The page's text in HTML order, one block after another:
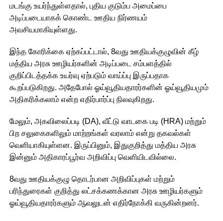
மடங்கு உயர்ந்துள்ளதால், புதிய குடும்ப அமைப்பை
அடிப்படையாகக் கொண்ட ஊதிய நிர்ணயம்
அவசியமாகியுள்ளது.
இந்த கோரிக்கை ஏற்கப்பட்டால், 8வது ஊதியக்குழுவின் கீழ்
மத்திய அரசு ஊழியர்களின் அடிப்படை சம்பளத்தில்
குறிப்பிடத்தக்க உயர்வு ஏற்படும் வாய்ப்பு இருப்பதாக
கூறப்படுகிறது. அதேபோல் ஓய்வூதியதாரர்களின் ஓய்வூதியமும்
அதிகரிக்கலாம் என்ற எதிர்பார்ப்பு நிலவுகிறது.
மேலும், அகவிலைப்படி (DA), வீட்டு வாடகை படி (HRA) மற்றும்
பிற சலுகைகளிலும் மாற்றங்கள் வரலாம் என்று தகவல்கள்
வெளியாகியுள்ளன. இருப்பினும், இதுகுறித்து மத்திய அரசு
இன்னும் அதிகாரப்பூர்வ அறிவிப்பு வெளியிடவில்லை.
8வது ஊதியக்குழு தொடர்பான அறிவிப்புகள் மற்றும்
பரிந்துரைகள் குறித்து லட்சக்கணக்கான அரசு ஊழியர்களும்
ஓய்வூதியதாரர்களும் ஆவலுடன் எதிர்நோக்கி வருகின்றனர்.